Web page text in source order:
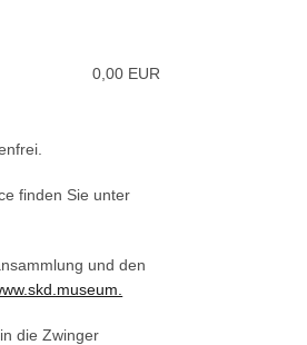
0,00 EUR
finden Sie unter
und den
die Zwinger